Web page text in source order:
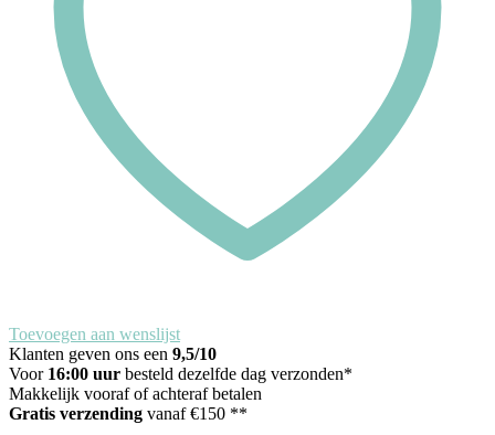
Toevoegen aan wenslijst
Klanten geven ons een 9,5/10
Voor 16:00 uur besteld dezelfde dag verzonden*
Makkelijk vooraf of achteraf betalen
Gratis verzending vanaf €150 **